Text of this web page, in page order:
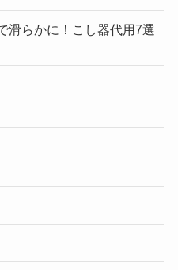
滑らかに！こし器代用7選